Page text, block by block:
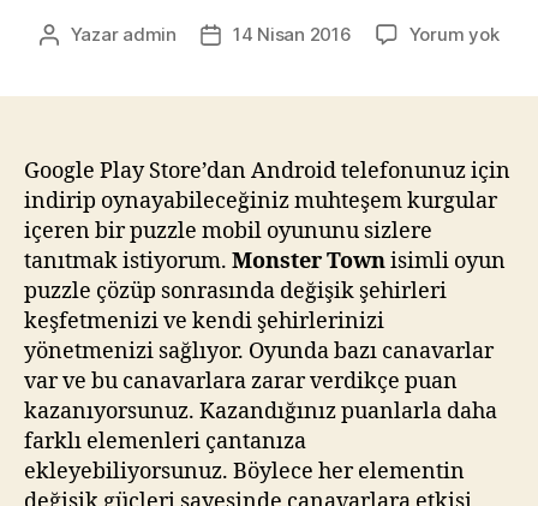
Yazının
Yazar admin
Yazı14 Nisan 2016 Yorum yok
Google Play Store’dan Android telefonunuz için
indirip oynayabileceğiniz muhteşem kurgular
içeren bir puzzle mobil oyununu sizlere
tanıtmak istiyorum. Monster Townisimli oyun
puzzle çözüp sonrasında değişik şehirleri
keşfetmenizi ve kendi şehirlerinizi
yönetmenizi sağlıyor. Oyunda bazı canavarlar
var ve bu canavarlara zarar verdikçe puan
kazanıyorsunuz. Kazandığınız puanlarla daha
farklı elemenleri çantanıza
ekleyebiliyorsunuz. Böylece her elementin